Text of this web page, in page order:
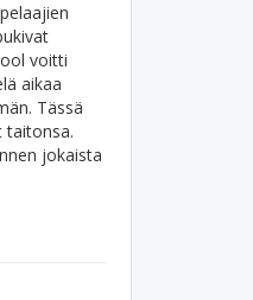
voitti
aikaa
Tässä
taitonsa.
jokaista